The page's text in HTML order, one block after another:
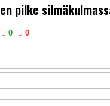
pilke
0 0